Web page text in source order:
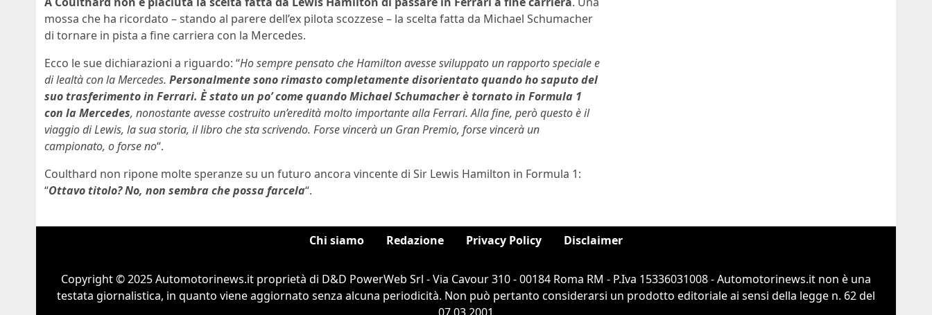
mossa che ha ricordato – stando al parere dell’ex pilota scozzese – la scelta fatta da Michael Schumacher
di tornare in pista a fine carriera con la Mercedes.
Ecco le sue dichiarazioni a riguardo: “Ho sempre pensato che Hamilton avesse sviluppato un rapporto speciale e
di lealtà con la Mercedes. Personalmente sono rimasto completamente disorientato quando ho saputo del
suo trasferimento in Ferrari. È stato un po’ come quando Michael Schumacher è tornato in Formula 1
con la Mercedes, nonostante avesse costruito un’eredità molto importante alla Ferrari. Alla fine, però questo è il
viaggio di Lewis, la sua storia, il libro che sta scrivendo. Forse vincerà un Gran Premio, forse vincerà un
campionato, o forse no“.
Coulthard non ripone molte speranze su un futuro ancora vincente di Sir Lewis Hamilton in Formula 1:
“Ottavo titolo? No, non sembra che possa farcela“.
Chi siamo Redazione Privacy Policy Disclaimer
Copyright © 2025 Automotorinews.it proprietà di D&D PowerWeb Srl - Via Cavour 310 - 00184 Roma RM - P.Iva 15336031008 - Automotorinews.it non è una
testata giornalistica, in quanto viene aggiornato senza alcuna periodicità. Non può pertanto considerarsi un prodotto editoriale ai sensi della legge n. 62 del